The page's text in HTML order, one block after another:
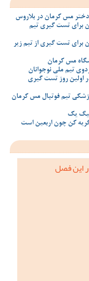
مس کرمان در بلاروس
برای تست گیری تیم
برای تست گیری از تیم زیر
مس کرمان
تیم ملی نوجوانان
اولین روز تست گیری
تیم فوتبال مس کرمان
لیگ یک
کن چون اربعین است
این فصل